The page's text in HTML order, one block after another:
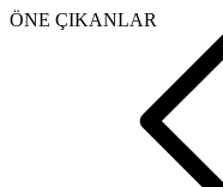
ÖNE ÇIKANLAR